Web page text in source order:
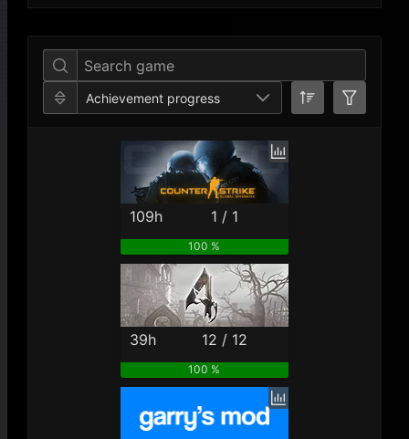
Per Year Last Year Last Month Per
Achievement progress
109h 1 / 1
100 %
39h 12 / 12
100 %